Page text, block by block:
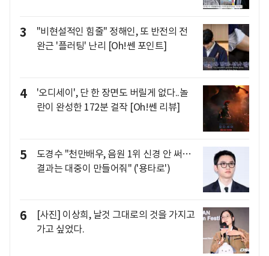
3
"비현설적인 힘줄" 정해인, 또 반전의 전
완근 '플러팅' 난리 [Oh!쎈 포인트]
4
'오디세이', 단 한 장면도 버릴게 없다..놀
란이 완성한 172분 걸작 [Oh!쎈 리뷰]
5
도경수 "천만배우, 음원 1위 신경 안 써…
결과는 대중이 만들어줘" ('용타로')
6
[사진] 이상희, 날것 그대로의 것을 가지고
가고 싶었다.